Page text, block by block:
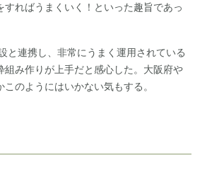
すればうまくいく！といった趣旨であっ
と連携し、非常にうまく運用されている
組み作りが上手だと感心した。大阪府や
のようにはいかない気もする。